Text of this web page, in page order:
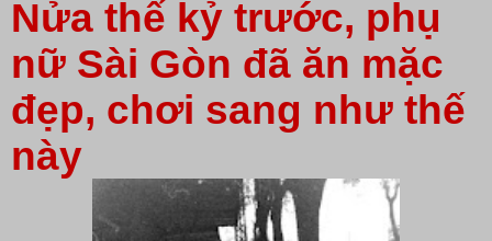
Nửa thế kỷ trước, phụ
nữ Sài Gòn đã ăn mặc
đẹp, chơi sang như thế
này